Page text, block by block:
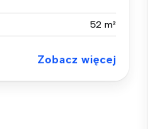
52 m²
Zobacz więcej